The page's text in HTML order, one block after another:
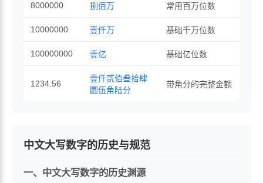
8000000 捌佰万 常用百万位数
10000000 壹仟万 基础千万位数
100000000 壹亿 基础亿位数
1234.56
壹仟贰佰叁拾肆
圆伍角陆分
带角分的完整金额
中文大写数字的历史与规范
一、中文大写数字的历史渊源